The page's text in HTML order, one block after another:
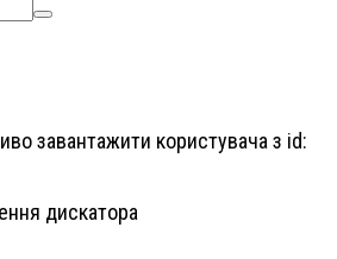
завантажити користувача з id: